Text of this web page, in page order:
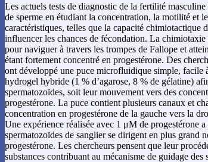
Les actuels tests de diagnostic de la fertilité
de sperme en étudiant la concentration, la motilité et
caractéristiques, telles que la capacité chimiotactique
influencer les chances de fécondation. La
pour naviguer à travers les trompes de Fallope et
étant fortement concentré en progestérone. Des
ont développé une puce microfluidique simple, facile
hydrogel hybride (1 % d’agarose, 8 % de gélatine)
spermatozoïdes, soit leur mouvement vers des
progestérone. La puce contient plusieurs canaux et
concentration en progestérone de la gauche vers la
Une expérience réalisée avec 1 μM de progestérone
spermatozoïdes de sanglier se dirigent en plus grand
progestérone. Les chercheurs pensent que leur
substances contribuant au mécanisme de guidage des